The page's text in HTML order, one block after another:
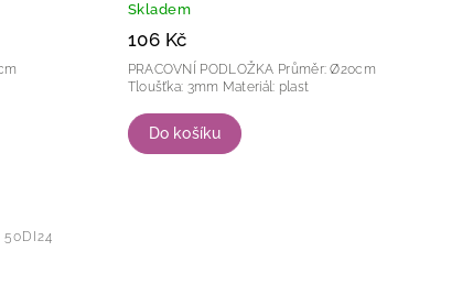
Skladem
106 Kč
Do košíku
PRACOVNÍ PODLOŽKA Průměr: Ø20cm
50DI24